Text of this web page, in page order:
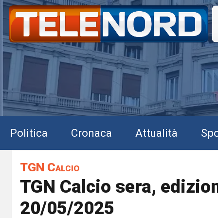
Politica Cronaca Attualità
TGN Calcio
TGN Calcio sera,
20/05/2025